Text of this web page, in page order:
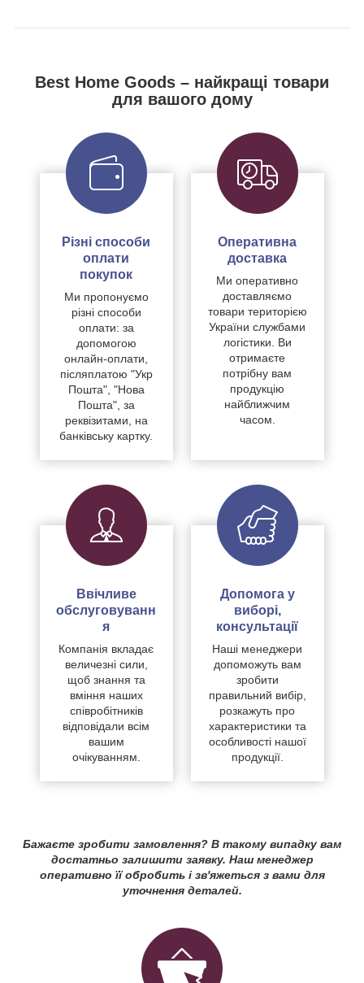
Best Home Goods – найкращі товари
для вашого дому
Різні способи
оплати
покупок
Ми пропонуємо
різні способи
оплати: за
допомогою
онлайн-оплати,
післяплатою "Укр
Пошта", "Нова
Пошта", за
реквізитами, на
банківську картку.
Оперативна
доставка
Ми оперативно
доставляємо
товари територією
України службами
логістики. Ви
отримаєте
потрібну вам
продукцію
найближчим
часом.
Ввічливе
обслуговуванн
я
Компанія вкладає
величезні сили,
щоб знання та
вміння наших
співробітників
відповідали всім
вашим
очікуванням.
Допомога у
виборі,
консультації
Наші менеджери
допоможуть вам
зробити
правильний вибір,
розкажуть про
характеристики та
особливості нашої
продукції.
Бажаєте зробити замовлення? В такому випадку вам
достатньо залишити заявку. Наш менеджер
оперативно її обробить і зв'яжеться з вами для
уточнення деталей.